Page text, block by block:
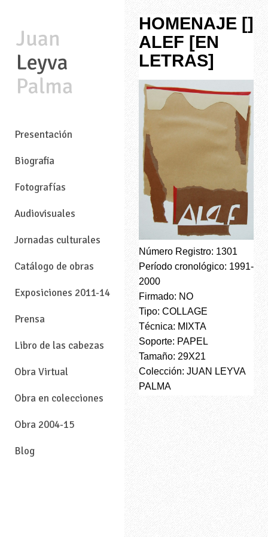
Presentación
Biografia
Fotografías
Audiovisuales
Jornadas culturales
Catálogo de obras
Exposiciones 2011-14
Prensa
Libro de las cabezas
Obra Virtual
Obra en colecciones
Obra 2004-15
Blog
HOMENAJE []
ALEF [EN
LETRAS]
Número Registro: 1301
Período cronológico: 1991-
2000
Firmado: NO
Tipo: COLLAGE
Técnica: MIXTA
Soporte: PAPEL
Tamaño: 29X21
Colección: JUAN LEYVA
PALMA